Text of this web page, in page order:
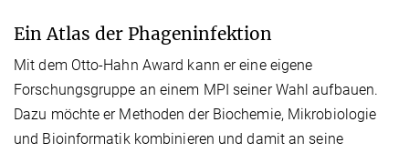
Ein Atlas der Phageninfektion
Mit dem Otto-Hahn Award kann er eine eigene
Forschungsgruppe an einem MPI seiner Wahl aufbauen.
Dazu möchte er Methoden der Biochemie, Mikrobiologie
und Bioinformatik kombinieren und damit an seine